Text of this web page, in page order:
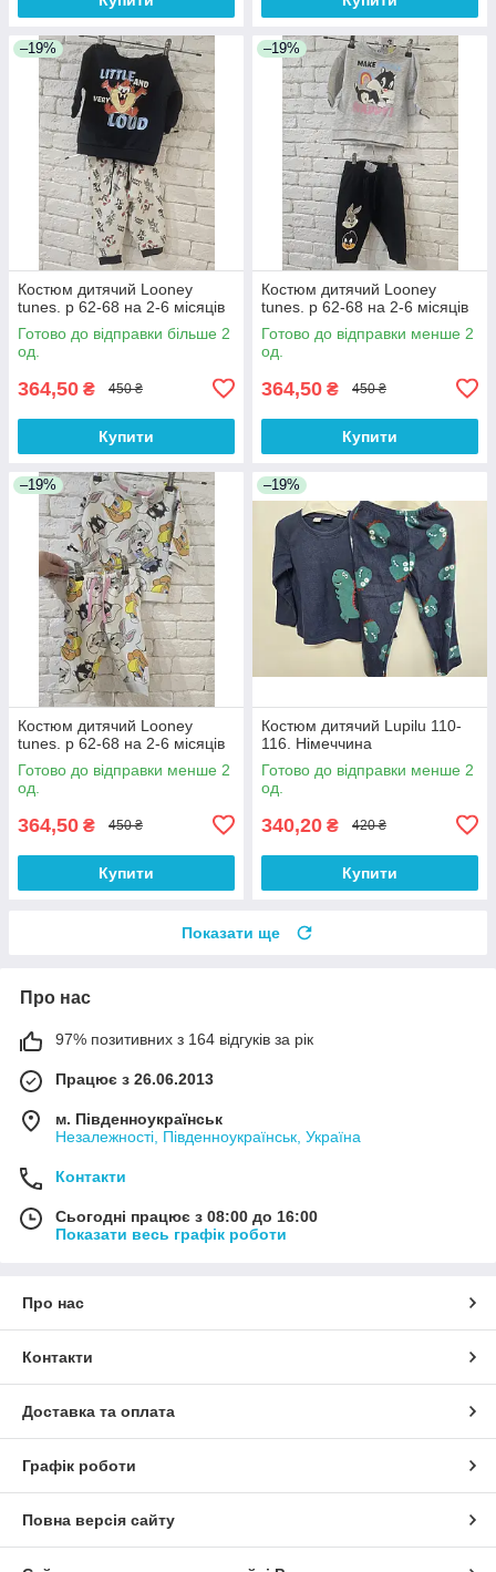
–19%
Костюм дитячий Looney
tunes. р 62-68 на 2-6 місяців
Готово до відправки більше 2
од.
364,50 ₴ 450 ₴
Купити
–19%
Костюм дитячий Looney
tunes. р 62-68 на 2-6 місяців
Готово до відправки менше 2
од.
364,50 ₴ 450 ₴
Купити
–19%
Костюм дитячий Looney
tunes. р 62-68 на 2-6 місяців
Готово до відправки менше 2
од.
364,50 ₴ 450 ₴
Купити
–19%
Костюм дитячий Lupilu 110-
116. Німеччина
Готово до відправки менше 2
од.
340,20 ₴ 420 ₴
Купити
Показати ще
Про нас
97% позитивних з 164 відгуків за рік
Працює з 26.06.2013
м. Південноукраїнськ
Незалежності, Південноукраїнськ, Україна
Контакти
Сьогодні працює з 08:00 до 16:00
Показати весь графік роботи
Про нас
Контакти
Доставка та оплата
Графік роботи
Повна версія сайту